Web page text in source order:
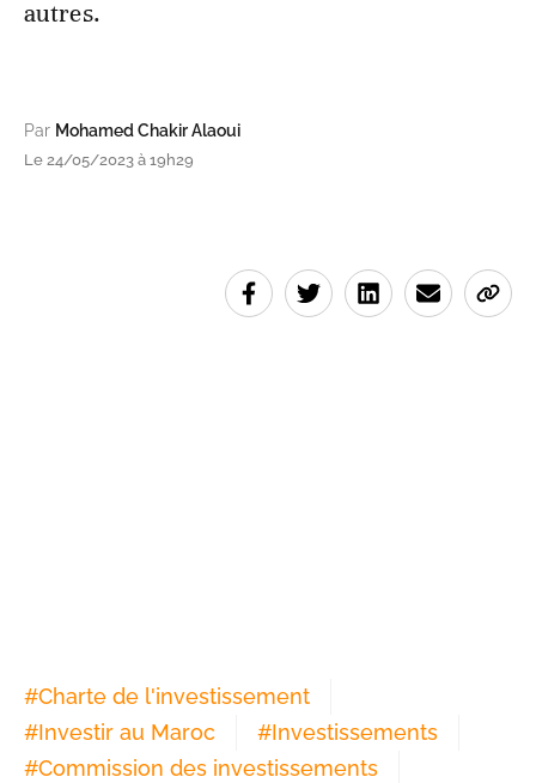
autres.
Par Mohamed Chakir Alaoui
Le 24/05/2023 à 19h29
#Charte de l'investissement
#Investir au Maroc #Investissements
#Commission des investissements